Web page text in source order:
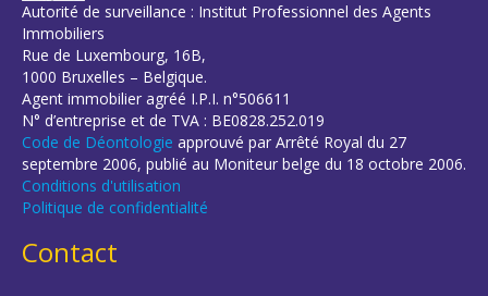
Autorité de surveillance : Institut Professionnel des Agents
Immobiliers
Rue de Luxembourg, 16B,
1000 Bruxelles – Belgique.
Agent immobilier agréé I.P.I. n°506611
N° d’entreprise et de TVA : BE0828.252.019
Code de Déontologie approuvé par Arrêté Royal du 27
septembre 2006, publié au Moniteur belge du 18 octobre 2006.
Conditions d'utilisation
Politique de confidentialité
Contact